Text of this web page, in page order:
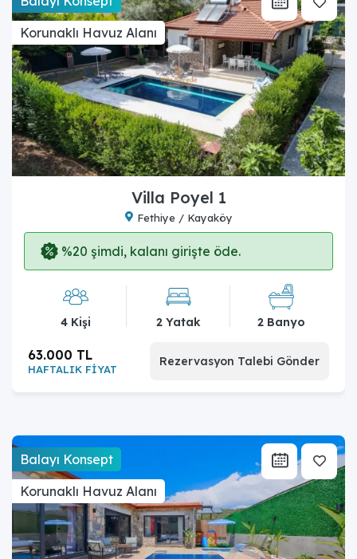
Korunaklı Havuz Alanı
Villa Poyel 1
Fethiye / Kayaköy
%20 şimdi, kalanı girişte öde.
4 Kişi 2 Yatak 2 Banyo
HAFTALIK FİYAT
63.000 TL Rezervasyon Talebi Gönder
Balayı Konsept
Korunaklı Havuz Alanı